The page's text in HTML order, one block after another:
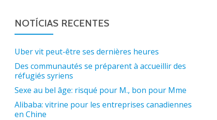
NOTÍCIAS RECENTES
Uber vit peut-être ses dernières heures
Des communautés se préparent à accueillir des
réfugiés syriens
Sexe au bel âge: risqué pour M., bon pour Mme
Alibaba: vitrine pour les entreprises canadiennes
en Chine